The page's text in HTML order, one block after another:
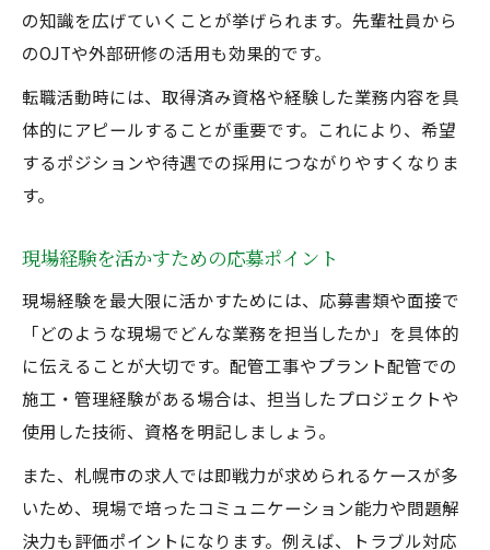
の知識を広げていくことが挙げられます。先輩社員から
のOJTや外部研修の活用も効果的です。
転職活動時には、取得済み資格や経験した業務内容を具
体的にアピールすることが重要です。これにより、希望
するポジションや待遇での採用につながりやすくなりま
す。
現場経験を活かすための応募ポイント
現場経験を最大限に活かすためには、応募書類や面接で
「どのような現場でどんな業務を担当したか」を具体的
に伝えることが大切です。配管工事やプラント配管での
施工・管理経験がある場合は、担当したプロジェクトや
使用した技術、資格を明記しましょう。
また、札幌市の求人では即戦力が求められるケースが多
いため、現場で培ったコミュニケーション能力や問題解
決力も評価ポイントになります。例えば、トラブル対応